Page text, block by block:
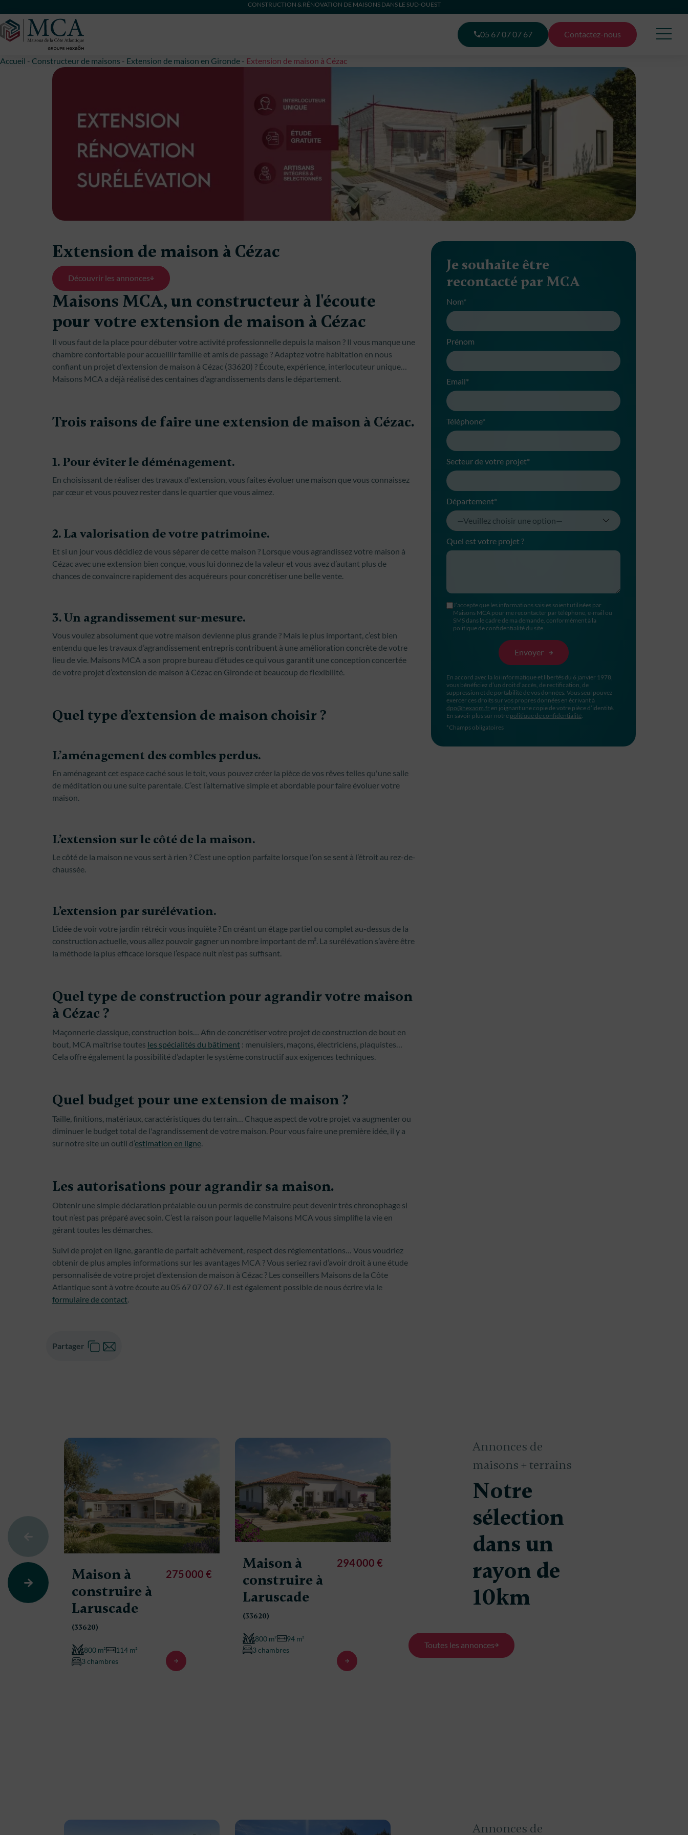
CONSTRUCTION & RÉNOVATION DE MAISONS DANS LE SUD-OUEST
05 67 07 07 67 Contactez-nous
Accueil - Constructeur de maisons - Extension de maison en Gironde - Extension de maison à Cézac
Extension de maison à Cézac
Découvrir les annonces
Maisons MCA, un constructeur à l'écoute
pour votre extension de maison à Cézac
Il vous faut de la place pour débuter votre activité professionnelle depuis la maison ? Il vous manque une
chambre confortable pour accueillir famille et amis de passage ? Adaptez votre habitation en nous
confiant un projet d'extension de maison à Cézac (33620) ? Écoute, expérience, interlocuteur unique…
Maisons MCA a déjà réalisé des centaines d’agrandissements dans le département.
Trois raisons de faire une extension de maison à Cézac.
1. Pour éviter le déménagement.
En choisissant de réaliser des travaux d'extension, vous faites évoluer une maison que vous connaissez
par cœur et vous pouvez rester dans le quartier que vous aimez.
2. La valorisation de votre patrimoine.
Et si un jour vous décidiez de vous séparer de cette maison ? Lorsque vous agrandissez votre maison à
Cézac avec une extension bien conçue, vous lui donnez de la valeur et vous avez d’autant plus de
chances de convaincre rapidement des acquéreurs pour concrétiser une belle vente.
3. Un agrandissement sur-mesure.
Vous voulez absolument que votre maison devienne plus grande ? Mais le plus important, c’est bien
entendu que les travaux d’agrandissement entrepris contribuent à une amélioration concrète de votre
lieu de vie. Maisons MCA a son propre bureau d’études ce qui vous garantit une conception concertée
de votre projet d’extension de maison à Cézac en Gironde et beaucoup de flexibilité.
Quel type d’extension de maison choisir ?
L’aménagement des combles perdus.
En aménageant cet espace caché sous le toit, vous pouvez créer la pièce de vos rêves telles qu'une salle
de méditation ou une suite parentale. C’est l’alternative simple et abordable pour faire évoluer votre
maison.
L’extension sur le côté de la maison.
Le côté de la maison ne vous sert à rien ? C’est une option parfaite lorsque l’on se sent à l’étroit au rez-de-
chaussée.
L’extension par surélévation.
L’idée de voir votre jardin rétrécir vous inquiète ? En créant un étage partiel ou complet au-dessus de la
construction actuelle, vous allez pouvoir gagner un nombre important de m². La surélévation s’avère être
la méthode la plus efficace lorsque l’espace nuit n’est pas suffisant.
Quel type de construction pour agrandir votre maison
à Cézac ?
Maçonnerie classique, construction bois… Afin de concrétiser votre projet de construction de bout en
bout, MCA maîtrise toutes les spécialités du bâtiment : menuisiers, maçons, électriciens, plaquistes…
Cela offre également la possibilité d’adapter le système constructif aux exigences techniques.
Quel budget pour une extension de maison ?
Taille, finitions, matériaux, caractéristiques du terrain… Chaque aspect de votre projet va augmenter ou
diminuer le budget total de l'agrandissement de votre maison. Pour vous faire une première idée, il y a
sur notre site un outil d’estimation en ligne
Les autorisations pour agrandir sa maison.
Obtenir une simple déclaration préalable ou un permis de construire peut devenir très chronophage si
tout n’est pas préparé avec soin. C’est la raison pour laquelle Maisons MCA vous simplifie la vie en
gérant toutes les démarches.
Suivi de projet en ligne, garantie de parfait achèvement, respect des réglementations… Vous voudriez
obtenir de plus amples informations sur les avantages MCA ? Vous seriez ravi d’avoir droit à une étude
personnalisée de votre projet d’extension de maison à Cézac ? Les conseillers Maisons de la Côte
Atlantique sont à votre écoute au 05 67 07 07 67. Il est également possible de nous écrire via le
formulaire de contact
Partager
Je souhaite être
recontacté par MCA
Nom*
Prénom
Email*
Téléphone*
Secteur de votre projet*
Département*
Quel est votre projet ?
J’accepte que les informations saisies soient utilisées par
Maisons MCA pour me recontacter par téléphone, e-mail ou
SMS dans le cadre de ma demande, conformément à la
politique de confidentialité du site.
En accord avec la loi informatique et libertés du 6 janvier 1978,
vous bénéficiez d’un droit d’accès, de rectification, de
suppression et de portabilité de vos données. Vous seul pouvez
exercer ces droits sur vos propres données en écrivant à
dpo@hexaom.fr en joignant une copie de votre pièce d’identité.
En savoir plus sur notre politique de confidentialité
*Champs obligatoires
Annonces de
maisons + terrains
Notre
sélection
dans un
rayon de
10km
Maison à
construire à
Laruscade
(33620)
800 m²
114 m²
3 chambres
275 000 €
Maison à
construire à
Laruscade
(33620)
800 m²
94 m²
3 chambres
294 000 €
construire à
Laruscade
3 chambres
187 000 €
Toutes les annonces
Annonces de